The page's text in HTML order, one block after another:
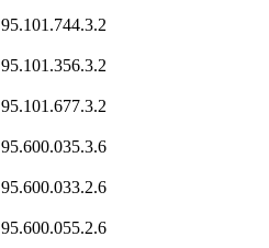
95.101.744.3.2
95.101.356.3.2
95.101.677.3.2
95.600.035.3.6
95.600.033.2.6
95.600.055.2.6